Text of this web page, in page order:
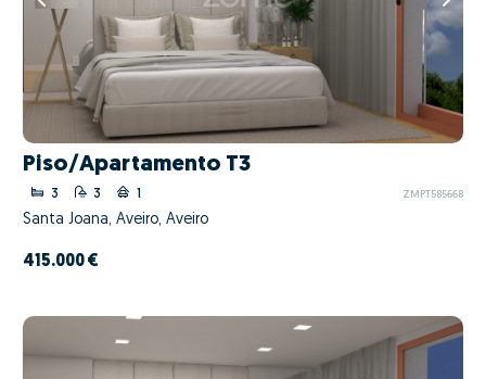
Piso/Apartamento T3
3 3 1 ZMPT585668
Santa Joana, Aveiro, Aveiro
415.000 €